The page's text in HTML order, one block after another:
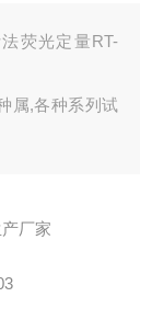
荧光定量RT-
属,各种系列试
厂家